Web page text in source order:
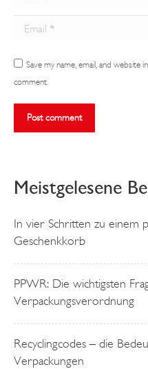
Email *
Save my name, email, and
comment.
Post comment
Meistgelesene
In vier Schritten zu einem
Geschenkkorb
PPWR: Die wichtigsten
Verpackungsverordnung
Recyclingcodes – die
Verpackungen